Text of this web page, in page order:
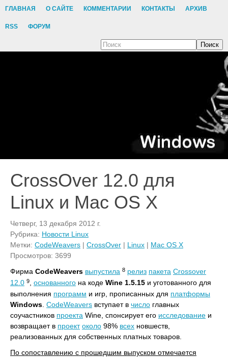
ГЛАВНАЯ О САЙТЕ КОММЕНТАРИИ КОНТАКТЫ АРХИВ
RSS ФОРУМ
Поиск
CrossOver 12.0 для
Linux и Mac OS X
Четверг, 13 декабря 2012 г.
Рубрика: Новости Linux
Метки: CodeWeavers | CrossOver | Linux | Mac OS X
Просмотров: 3699
Фирма CodeWeavers выпустила 8 релиз пакета Crossover
12.0 9 основанного на коде Wine 1.5.15 и уготованного для
выполнения программ и игр, прописанных для платформы
Windows CodeWeavers вступает в число главных
соучастников проекта Wine, спонсирует его исследование и
возвращает в проект около 98% всех новшеств,
реализованных для собственных платных товаров.
По сопоставлению с прошедшим выпуском отмечается